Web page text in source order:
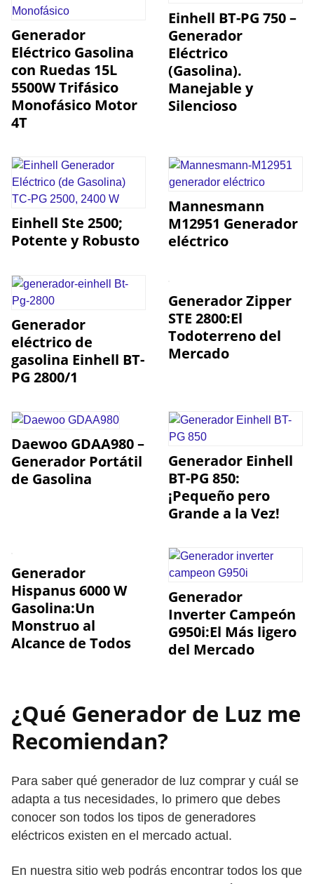
Generador
Eléctrico Gasolina
con Ruedas 15L
5500W Trifásico
Monofásico Motor
4T
Einhell BT-PG 750 –
Generador
Eléctrico
(Gasolina).
Manejable y
Silencioso
Einhell Ste 2500;
Potente y Robusto
Mannesmann
M12951 Generador
eléctrico
Generador
eléctrico de
gasolina Einhell BT-
PG 2800/1
Generador Zipper
STE 2800:El
Todoterreno del
Mercado
Daewoo GDAA980 –
Generador Portátil
de Gasolina
Generador Einhell
BT-PG 850:
¡Pequeño pero
Grande a la Vez!
Generador
Hispanus 6000 W
Gasolina:Un
Monstruo al
Alcance de Todos
Generador
Inverter Campeón
G950i:El Más ligero
del Mercado
¿Qué Generador de Luz me
Recomiendan?
Para saber qué generador de luz comprar y cuál se
adapta a tus necesidades, lo primero que debes
conocer son todos los tipos de generadores
eléctricos existen en el mercado actual.
En nuestra sitio web podrás encontrar todos los que